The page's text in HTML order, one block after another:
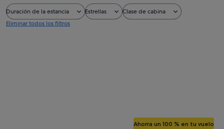
Duración de la estancia Estrellas
Clase de cabina
Eliminar todos los filtros
Ahorra un 100 % en tu vuelo